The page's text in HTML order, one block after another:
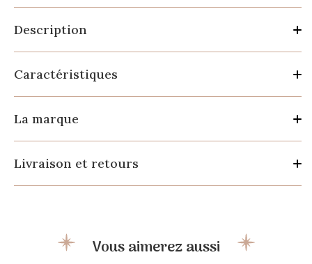
Description
Caractéristiques
La marque
Livraison et retours
Vous aimerez aussi